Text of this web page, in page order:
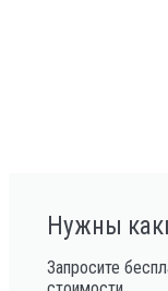
Нужны
Запросите